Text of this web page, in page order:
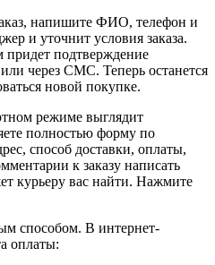
напишите ФИО, телефон и
и уточнит условия заказа.
придет подтверждение
через СМС. Теперь останется
новой покупке.
режиме выглядит
полностью форму по
способ доставки, оплаты,
к заказу написать
курьеру вас найти. Нажмите
способом. В интернет-
оплаты: